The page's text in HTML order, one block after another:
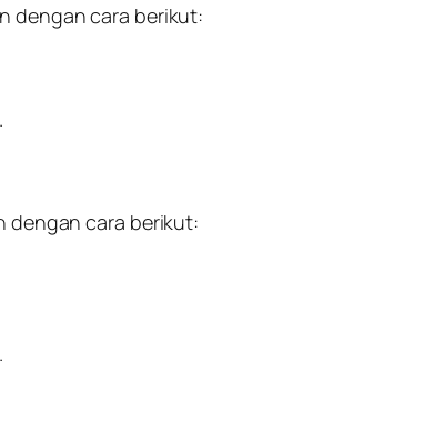
dengan cara berikut:
dengan cara berikut: